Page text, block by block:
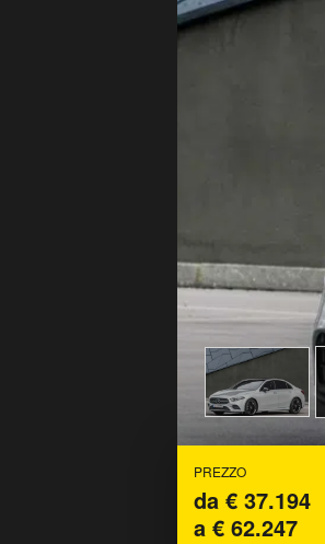
PREZZO
da € 37.194
a € 62.247